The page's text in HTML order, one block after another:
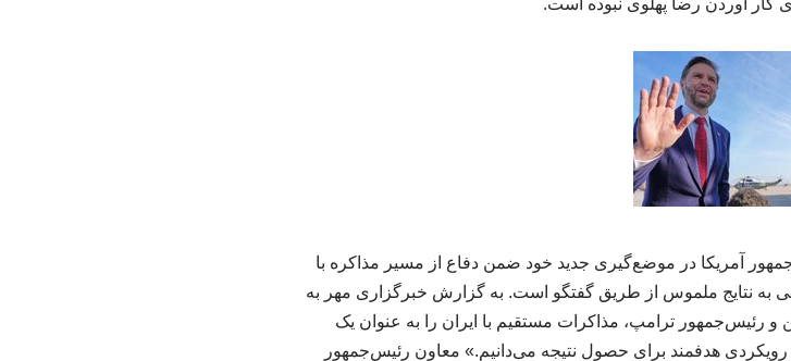
کار آوردن رضا پهلوی نبوده است.
آمریکا در موضع‌گیری جدید خود ضمن دفاع از مسیر مذاکره با
به نتایج ملموس از طریق گفتگو است. به گزارش خبرگزاری مهر به
و رئیس‌جمهور ترامپ، مذاکرات مستقیم با ایران را به عنوان یک
هدفمند برای حصول نتیجه می‌دانیم.» معاون رئیس‌جمهور